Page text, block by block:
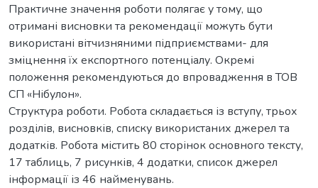
Практичне значення роботи полягає у тому, що
отримані висновки та рекомендації можуть бути
використані вітчизняними підприємствами- для
зміцнення їх експортного потенціалу. Окремі
положення рекомендуються до впровадження в ТОВ
СП «Нібулон».
Структура роботи. Робота складається із вступу, трьох
розділів, висновків, списку використаних джерел та
додатків. Робота містить 80 сторінок основного тексту,
17 таблиць, 7 рисунків, 4 додатки, список джерел
інформації із 46 найменувань.